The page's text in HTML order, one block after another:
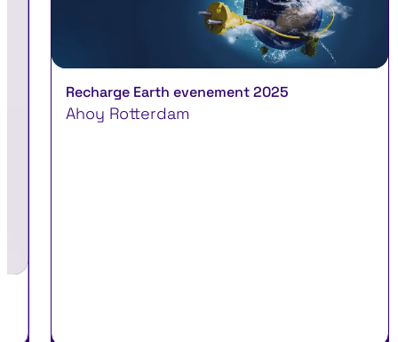
Recharge Earth evenement 2025
Ahoy Rotterdam